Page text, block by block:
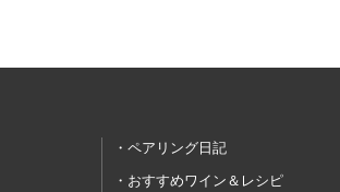
ペアリング日記
おすすめワイン＆レシピ